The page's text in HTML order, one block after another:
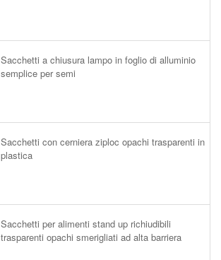
Sacchetti a chiusura lampo in foglio di alluminio
semplice per semi
Sacchetti con cerniera ziploc opachi trasparenti in
plastica
Sacchetti per alimenti stand up richiudibili
trasparenti opachi smerigliati ad alta barriera